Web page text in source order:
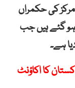
کی حکمراں
گئے ہیں جب
ہے۔
کا اکاؤنٹ